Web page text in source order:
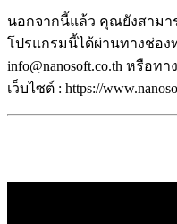
นอกจากนี้แล้ว คุณยังสาม
โปรแกรมนี้ได้ผ่านทางช่อง
info@nanosoft.co.th หรือท
เว็บไซต์ : https://